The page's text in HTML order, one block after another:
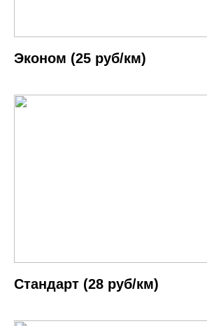
Эконом (25 руб/км)
Cтандарт (28 руб/км)